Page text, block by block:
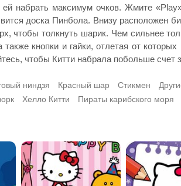
набрать максимум очков. Жмите
доска Пинбола. Внизу расположен
чтобы толкнуть шарик. Чем сильнее
кнопки и гайки, отлетая от
чтобы Китти набрала побольше счет
ниндзя Красный шар Стикмен
Хелло Китти Пираты карибского моря